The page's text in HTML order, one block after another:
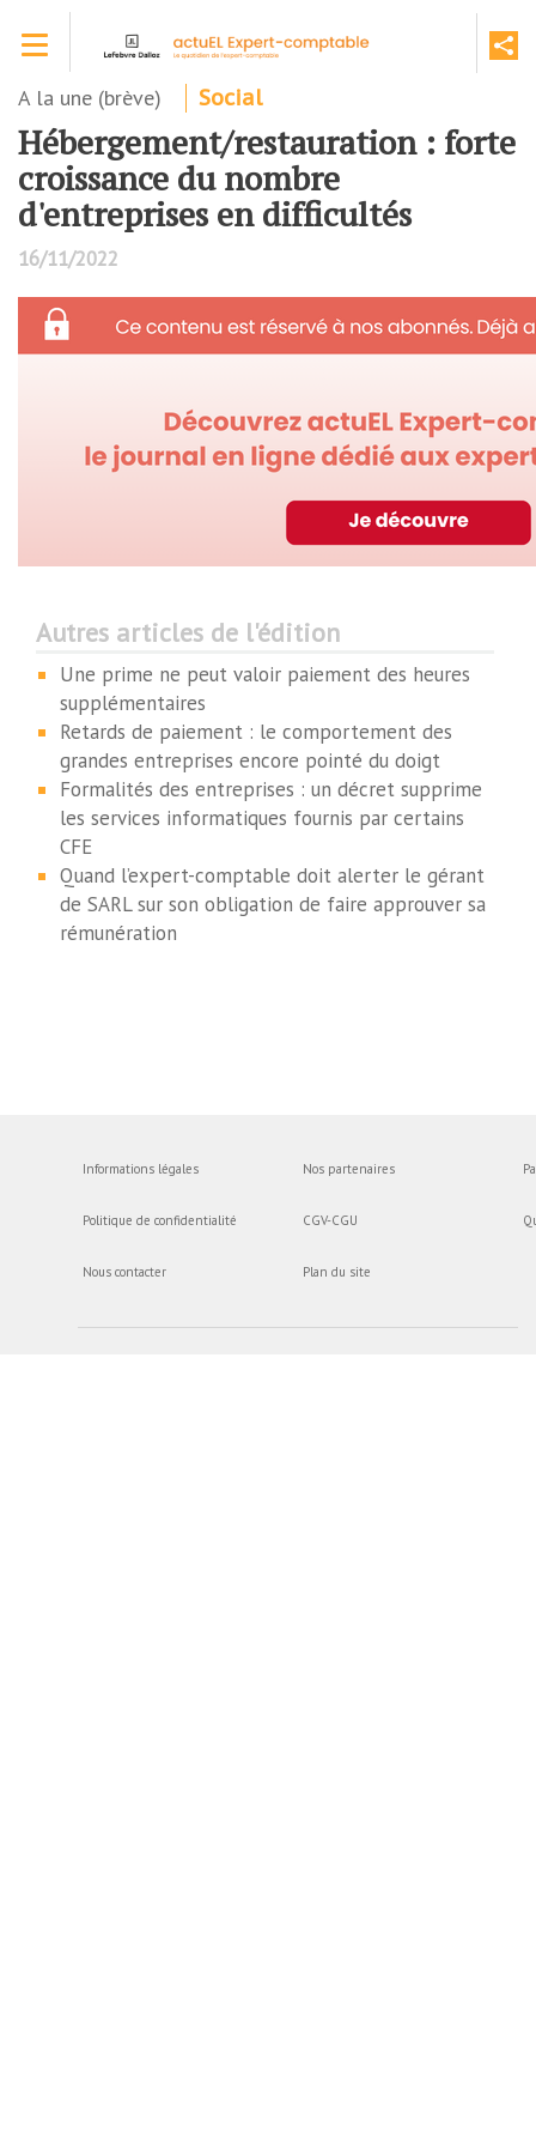
contenu
A la une (brève) Social
Hébergement/restauration : forte
croissance du nombre
d'entreprises en difficultés
16/11/2022
Autres articles de l'édition
Une prime ne peut valoir paiement des heures
supplémentaires
Retards de paiement : le comportement des
grandes entreprises encore pointé du doigt
Formalités des entreprises : un décret supprime
les services informatiques fournis par certains
CFE
Quand l’expert-comptable doit alerter le gérant
de SARL sur son obligation de faire approuver sa
rémunération
Informations légales
Politique de confidentialité
Nous contacter
Nos partenaires
CGV-CGU
Plan du site